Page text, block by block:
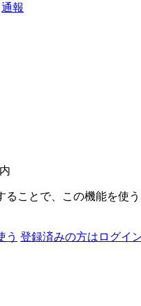
通報
ることで、この機能を使
う 登録済みの方はログイ